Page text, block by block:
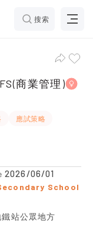
搜索
商業管理)，
商業管理)
應試策略
2026/06/01
School
站公眾地方